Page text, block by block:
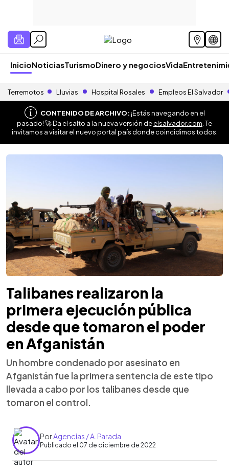
InicioNoticiasTurismoDinero y negociosVida
Terremotos Lluvias Hospital Rosales Empleos El Salvador
CONTENIDO DE ARCHIVO:¡Estás navegando en el
pasado! 🚀 Da el salto a la nueva versión deelsalvador.com . Te
invitamos a visitar el nuevo portal país donde coincidimos todos.
Talibanes realizaron la
primera ejecución pública
desde que tomaron el poder
en Afganistán
Un hombre condenado por asesinato en
Afganistán fue la primera sentencia de este tipo
llevada a cabo por los talibanes desde que
tomaron el control.
PorAgencias / A. Parada
Publicado el 07 de diciembre de 2022